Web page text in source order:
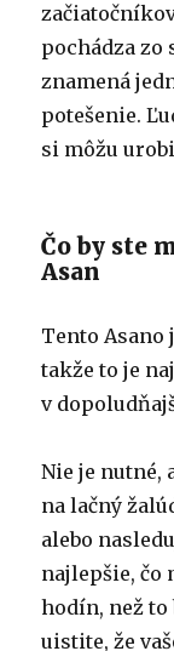
pochádza
znamená
potešenie.
si môžu
Čo by ste
Asan
Tento Asano
takže to je
v
Nie je nutné,
na lačný
alebo
najlepšie, čo
hodín, než to
uistite, že